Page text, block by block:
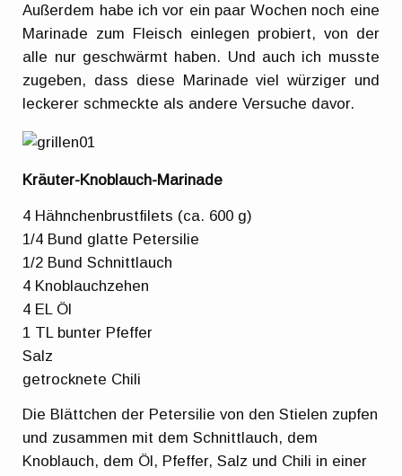
Außerdem habe ich vor ein paar Wochen noch eine
Marinade zum Fleisch einlegen probiert, von der
alle nur geschwärmt haben. Und auch ich musste
zugeben, dass diese Marinade viel würziger und
leckerer schmeckte als andere Versuche davor.
Kräuter-Knoblauch-Marinade
4 Hähnchenbrustfilets (ca. 600 g)
1/4 Bund glatte Petersilie
1/2 Bund Schnittlauch
4 Knoblauchzehen
4 EL Öl
1 TL bunter Pfeffer
Salz
getrocknete Chili
Die Blättchen der Petersilie von den Stielen zupfen
und zusammen mit dem Schnittlauch, dem
Knoblauch, dem Öl, Pfeffer, Salz und Chili in einer